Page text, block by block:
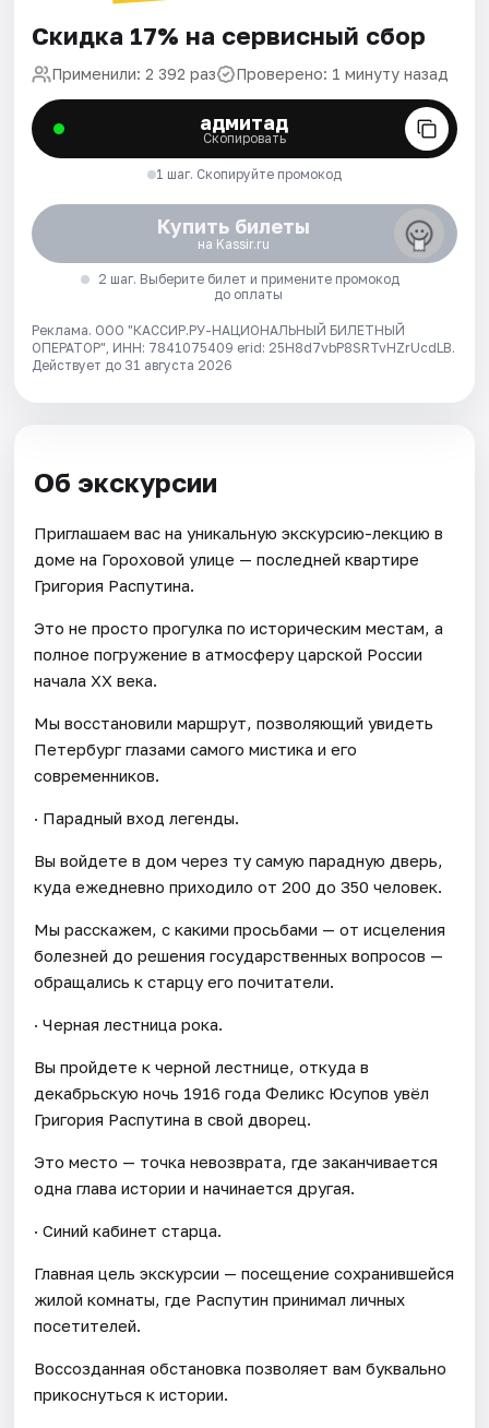
Скидка 17% на сервисный сбор
Применили: 2 392 раз Проверено: 1 минуту назад
адмитад
Скопировать
1 шаг. Скопируйте промокод
Купить билеты
на Kassir.ru
2 шаг. Выберите билет и примените промокод
до оплаты
Реклама. ООО "КАССИР.РУ-НАЦИОНАЛЬНЫЙ БИЛЕТНЫЙ
ОПЕРАТОР", ИНН: 7841075409 erid: 25H8d7vbP8SRTvHZrUcdLB.
Действует до 31 августа 2026
Об экскурсии
Приглашаем вас на уникальную экскурсию-лекцию в
доме на Гороховой улице — последней квартире
Григория Распутина.
Это не просто прогулка по историческим местам, а
полное погружение в атмосферу царской России
начала XX века.
Мы восстановили маршрут, позволяющий увидеть
Петербург глазами самого мистика и его
современников.
· Парадный вход легенды.
Вы войдете в дом через ту самую парадную дверь,
куда ежедневно приходило от 200 до 350 человек.
Мы расскажем, с какими просьбами — от исцеления
болезней до решения государственных вопросов —
обращались к старцу его почитатели.
· Черная лестница рока.
Вы пройдете к черной лестнице, откуда в
декабрьскую ночь 1916 года Феликс Юсупов увёл
Григория Распутина в свой дворец.
Это место — точка невозврата, где заканчивается
одна глава истории и начинается другая.
· Синий кабинет старца.
Главная цель экскурсии — посещение сохранившейся
жилой комнаты, где Распутин принимал личных
посетителей.
Воссозданная обстановка позволяет вам буквально
прикоснуться к истории.